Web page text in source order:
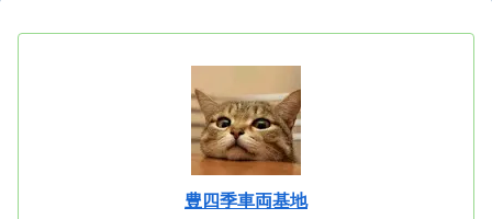
豊四季車両基地